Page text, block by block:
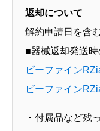
返却について
解約申請日を含
■器械返却発送
ビーファイン
ビーファイン
・付属品など残